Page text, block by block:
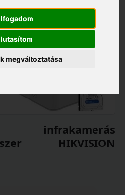
megváltoztatása
HIKVISION